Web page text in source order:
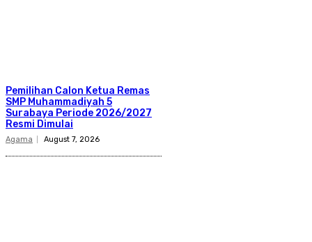
Pemilihan Calon Ketua Remas
SMP Muhammadiyah 5
Surabaya Periode 2026/2027
Resmi Dimulai
Agama August 7, 2026